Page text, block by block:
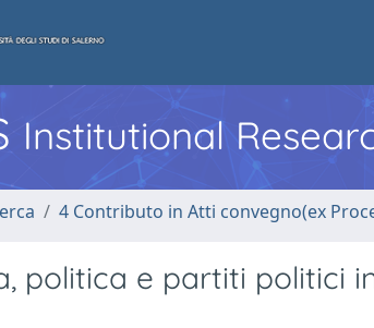
Institutional
4 Contributo in Atti convegno(ex
politica e partiti politici